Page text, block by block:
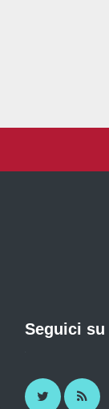
Seguici su
Twitter RSS